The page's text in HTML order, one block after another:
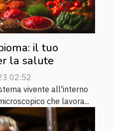
il tuo
la salute
02:52
vivente all'interno
che lavora...